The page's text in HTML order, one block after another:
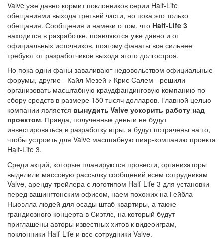
Valve уже давно кормит поклонников серии Half-Life
обещаниями выхода третьей части, но пока это только
обещания. Сообщения и намеки о том, что Half-Life 3
находится в разработке, появляются уже давно и от
официальных источников, поэтому фанаты все сильнее
требуют от разработчиков выхода этого долгостроя.
Но пока одни фаны заваливают недовольством официальные
форумы, другие - Кайл Мезей и Крис Салем - решили
организовать масштабную краудфандинговую компанию по
сбору средств в размере 150 тысяч долларов. Главной целью
компании является вынудить Valve ускорить работу над
проектом. Правда, полученные деньги не будут
инвестироваться в разработку игры, а будут потрачены на то,
чтобы устроить для Valve масштабную пиар-компанию проекта
Half-Life 3.
Среди акций, которые планируются провести, организаторы
выделили массовую рассылку сообщений всем сотрудникам
Valve, аренду трейлера с логотипом Half-Life 3 для установки
перед вашингтонским офисом, наем похожих на Гейбла
Ньюэлла людей для осады штаб-квартиры, а также
грандиозного концерта в Сиэтле, на который будут
приглашены авторы известных хитов к видеоиграм,
поклонники Half-Life и все сотрудники Valve.